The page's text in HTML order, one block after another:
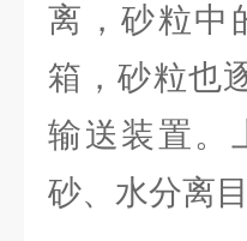
离，砂粒中
箱，砂粒也
输送装置。
砂、水分离目